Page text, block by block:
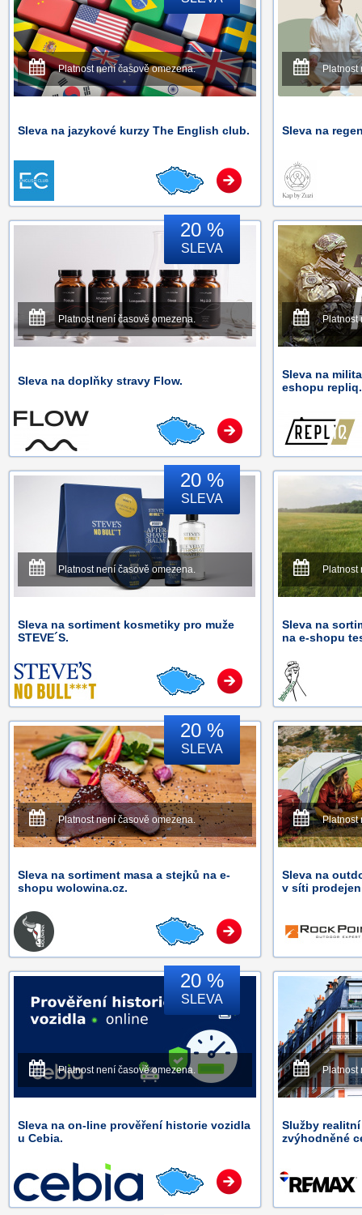
Platnost není časově omezena.
Sleva na jazykové kurzy The English club.
Platnost
Sleva na
20 %
SLEVA
Platnost není časově omezena.
Sleva na doplňky stravy Flow.
Platnost
Sleva na
eshopu
20 %
SLEVA
Platnost není časově omezena.
Sleva na sortiment kosmetiky pro muže
STEVE´S.
Platnost
Sleva na
na e-shopu
20 %
SLEVA
Platnost není časově omezena.
Sleva na sortiment masa a stejků na e-
shopu wolowina.cz.
Platnost
Sleva na
v síti
20 %
SLEVA
Platnost není časově omezena.
Sleva na on-line prověření historie vozidla
u Cebia.
Platnost
Služby realitní
zvýhodněné